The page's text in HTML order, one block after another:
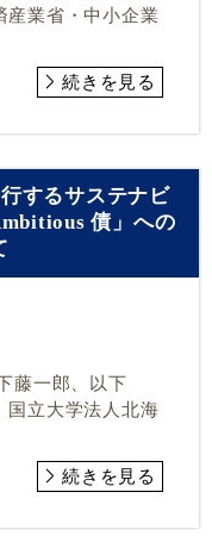
産業省・中小企業
続きを見る
するサステナビ
債」への
藤一郎、以下
国立大学法人北海
続きを見る